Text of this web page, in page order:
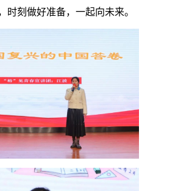
时刻做好准备，一起向未来。